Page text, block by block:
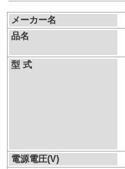
メーカー名
品名
型 式
電源電圧(V)